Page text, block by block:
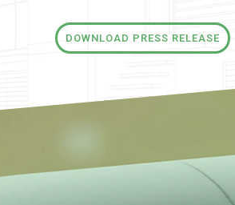
DOWNLOAD PRESS RELEASE